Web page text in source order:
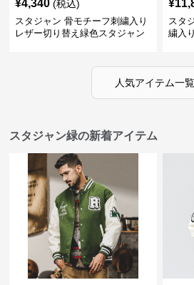
¥4,340 (税込)
スタジャン 骨モチーフ刺繍入り
レザー切り替え緑色スタジャン
¥
スタ
繍入
人気アイテム一
スタジャン緑の新着アイテム